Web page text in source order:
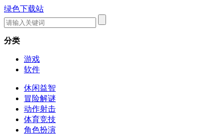
绿色下载站
分类
游戏
软件
休闲益智
冒险解谜
动作射击
体育竞技
角色扮演